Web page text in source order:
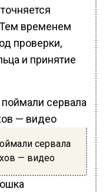
временем
проверки,
и принятие
сервала
— видео